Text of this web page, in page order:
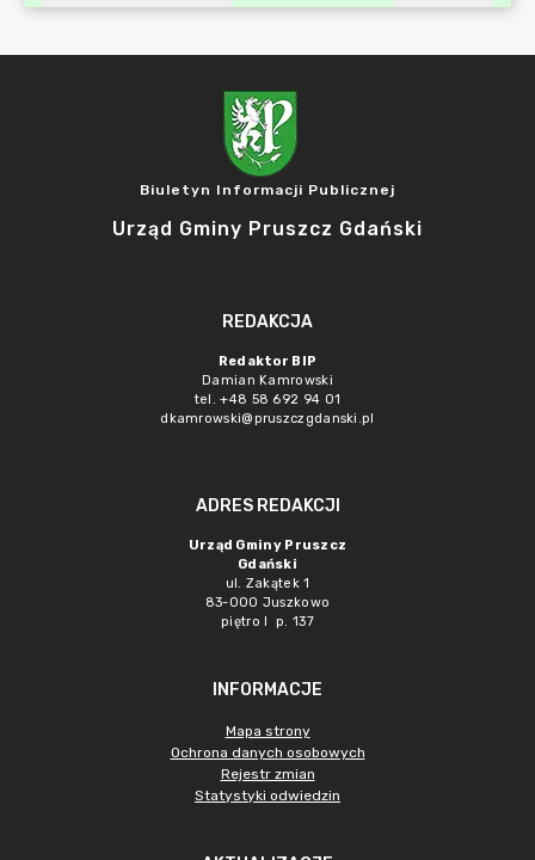
Biuletyn Informacji Publicznej
Urząd Gminy Pruszcz Gdański
REDAKCJA
Redaktor BIP
Damian Kamrowski
tel. +48 58 692 94 01
dkamrowski@pruszczgdanski.pl
ADRES REDAKCJI
Urząd Gminy Pruszcz
Gdański
ul. Zakątek 1
83-000 Juszkowo
piętro I p. 137
INFORMACJE
Mapa strony
Ochrona danych osobowych
Rejestr zmian
Statystyki odwiedzin